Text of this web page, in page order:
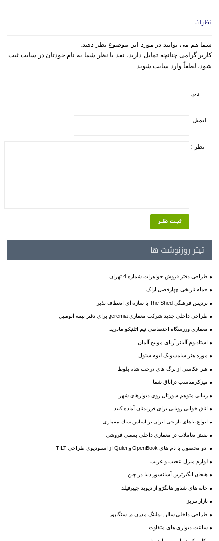
نظرات
شما هم می توانید در مورد این موضوع نظر دهید.
کاربر گرامی چنانچه تمایل دارید، نقد یا نظر شما به نام خودتان در سایت ثبت
شود، لطفاً وارد سایت شوید.
نام:
ایمیل:
نظر :
تیتر روزنوشت ها
طراحی دفتر فروش جواهرات شماره 4 تهران
حمام تاریخی چهارفصل اراک
پردیس فرهنگی The Shed با سازه ای انعطاف پذیر
طراحی داخلی جدید شرکت معماری geremia برای دفتر بیمه اتومبیل
معماری ورزشگاه اختصاصی تیم اتلتیکو مادرید
استادیوم آلیانز آرنای مونیخ آلمان
موزه هنر سامسونگ لیوم سئول
هنر عکاسی از برگ های درخت شاه بلوط
میزکارمناسب دراتاق شما
زیبایی متوهم سورئال روی دیوارهای شهر
اتاق خوابی رویایی برای فرزندتان آماده کنید
انواع بناهای تاریخی ایران بر اساس سبك معماری
نقش تعاملات در معماری داخلی بستنی فروشی
دو محصول با نام های OpenBook و Quiet از استودیوی طراحی TILT
لوازم منزل عجیب و غریب
هیجان انگیزترين آسانسور دنيا در چين
خانه های شناور هانگژو از دیوید چیپرفیلد
بازار تبریز
طراحی داخلی سالن بولینگ مدرن در سنگاپور
ساعت دیواری های متفاوت